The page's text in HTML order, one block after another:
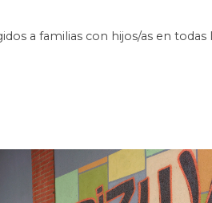
a familias con hijos/as en todas